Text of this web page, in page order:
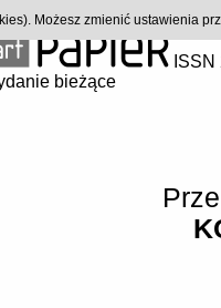
bieżące
Możesz zmienić ustawienia